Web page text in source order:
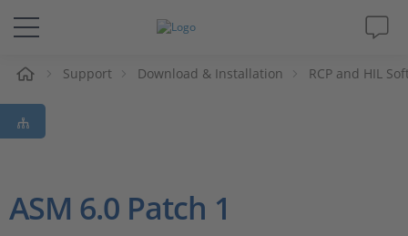
Solutions & Produits
Support
Support Download & Installation RCP and HIL
ASM 6.0 Patch 1